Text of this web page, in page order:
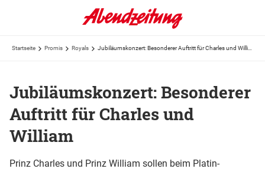
Startseite Promis Royals
Jubiläumskonzert: Besonderer
Auftritt für Charles und
William
Prinz Charles und Prinz William sollen beim Platin-